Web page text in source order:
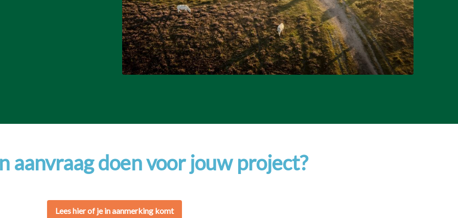
aanvraag doen voor jouw project?
Lees hier of je in aanmerking komt